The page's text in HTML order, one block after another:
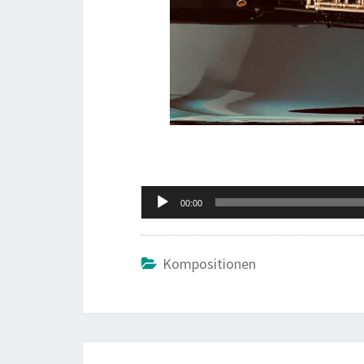
Audio-
Player
00:00
Kompositionen